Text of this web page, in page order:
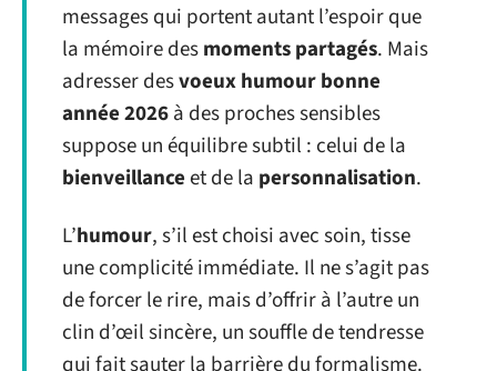
messages qui portent autant l’espoir que
la mémoire desmoments partagés. Mais
adresser desvoeux humour bonne
année 2026à des proches sensibles
suppose un équilibre subtil : celui de la
bienveillanceet de la personnalisation.
L’humour, s’il est choisi avec soin, tisse
une complicité immédiate. Il ne s’agit pas
de forcer le rire, mais d’offrir à l’autre un
clin d’œil sincère, un souffle de tendresse
qui fait sauter la barrière du formalisme.